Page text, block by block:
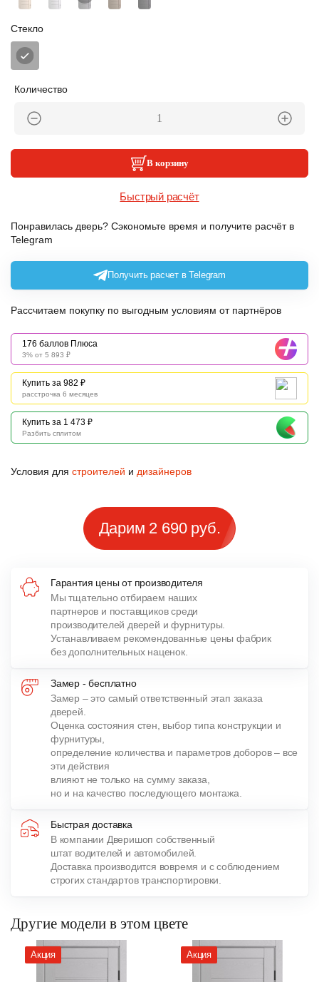
Стекло
Количество
В корзину
Быстрый расчёт
Понравилась дверь? Сэкономьте время и получите расчёт в
Telegram
Получить расчет в Telegram
Рассчитаем покупку по выгодным условиям от партнёров
176 баллов Плюса
3% от 5 893 ₽
Купить за 982 ₽
расстрочка 6 месяцев
Купить за 1 473 ₽
Разбить сплитом
Условия для строителей и дизайнеров
Дарим 2 690 руб.
Гарантия цены от производителя
Мы тщательно отбираем наших
партнеров и поставщиков среди
производителей дверей и фурнитуры.
Устанавливаем рекомендованные цены фабрик
без дополнительных наценок.
Замер - бесплатно
Замер – это самый ответственный этап заказа
дверей.
Оценка состояния стен, выбор типа конструкции и
фурнитуры,
определение количества и параметров доборов – все
эти действия
влияют не только на сумму заказа,
но и на качество последующего монтажа.
Быстрая доставка
В компании Дверишоп собственный
штат водителей и автомобилей.
Доставка производится вовремя и с соблюдением
строгих стандартов транспортировки.
Другие модели в этом цвете
Акция Акция